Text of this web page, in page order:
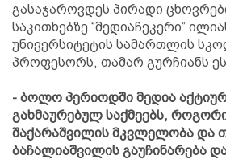
გასაჯაროვდეს პირადი
საკითხებზე “მედიაჩეკერი”
უნივერსიტეტის სამართლის
პროფესორს, თამარ გურჩიანს
- ბოლო პერიოდში მედია
გახმაურებულ საქმეებს,
შაქარაშვილის მკვლელობა და
ბაჩალიაშვილის გაუჩინარება